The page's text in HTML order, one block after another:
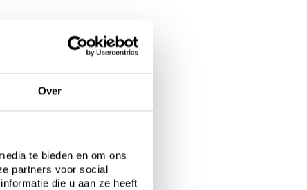
Over
te bieden en om ons
partners voor social
die u aan ze heeft